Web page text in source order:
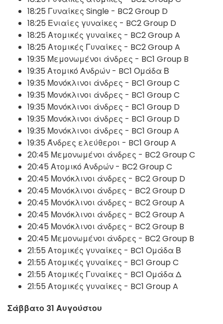
18:25 Γυναίκες Single - BC2 Group D
18:25 Ενιαίες γυναίκες - BC2 Group D
18:25 Ατομικές γυναίκες - BC2 Group A
18:25 Ατομικές Γυναίκες - BC2 Group A
19:35 Μεμονωμένοι άνδρες - BC1 Group B
19:35 Ατομικό Ανδρών - BC1 Ομάδα Β
19:35 Μονόκλινοι άνδρες - BC1 Group C
19:35 Μονόκλινοι άνδρες - BC1 Group C
19:35 Μονόκλινοι άνδρες - BC1 Group D
19:35 Μονόκλινοι άνδρες - BC1 Group D
19:35 Μονόκλινοι άνδρες - BC1 Group A
19:35 Άνδρες ελεύθεροι - BC1 Group A
20:45 Μεμονωμένοι άνδρες - BC2 Group C
20:45 Ατομικό Ανδρών - BC2 Group C
20:45 Μονόκλινοι άνδρες - BC2 Group D
20:45 Μονόκλινοι άνδρες - BC2 Group D
20:45 Μονόκλινοι άνδρες - BC2 Group A
20:45 Μονόκλινοι άνδρες - BC2 Group A
20:45 Μονόκλινοι άνδρες - BC2 Group B
20:45 Μεμονωμένοι άνδρες - BC2 Group B
21:55 Ατομικές γυναίκες - BC1 Ομάδα Β
21:55 Ατομικές γυναίκες - BC1 Group C
21:55 Ατομικές Γυναίκες - BC1 Ομάδα Δ
21:55 Ατομικές γυναίκες - BC1 Group A
Σάββατο 31 Αυγούστου